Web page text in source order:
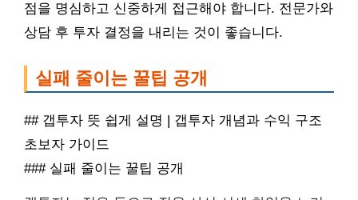
점을 명심하고 신중하게 접근해야 합니다. 전문가와
상담 후 투자 결정을 내리는 것이 좋습니다.
실패 줄이는 꿀팁 공개
## 갭투자 뜻 쉽게 설명 | 갭투자 개념과 수익 구조
초보자 가이드
### 실패 줄이는 꿀팁 공개